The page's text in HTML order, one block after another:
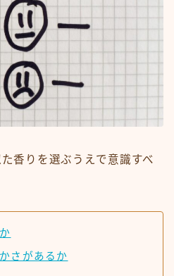
香りを選ぶうえで意識すべ
さがあるか